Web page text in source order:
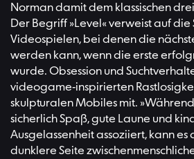
Norman damit dem klassischen
Der Begriff »Level« verweist auf die
Videospielen, bei denen die
werden kann, wenn die erste
wurde. Obsession und
videogame-inspirierten
skulpturalen Mobiles mit. »Während
sicherlich Spaß, gute Laune und
Ausgelassenheit assoziiert, kann es
dunklere Seite